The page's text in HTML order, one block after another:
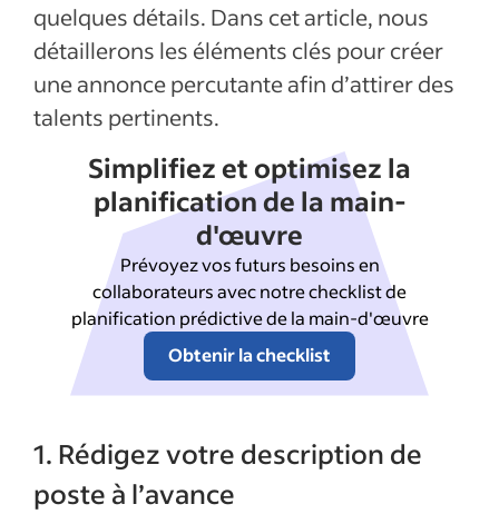
quelques détails. Dans cet article, nous
détaillerons les éléments clés pour créer
une annonce percutante afin d’attirer des
talents pertinents.
Simplifiez et optimisez la
planification de la main-
d'œuvre
Prévoyez vos futurs besoins en
collaborateurs avec notre checklist de
planification prédictive de la main-d'œuvre
Obtenir la checklist
1. Rédigez votre description de
poste à l’avance